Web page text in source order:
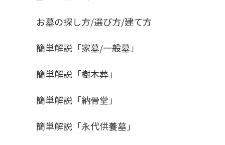
お墓の探し方/選び方/建て方
簡単解説「家墓/一般墓」
簡単解説「樹木葬」
簡単解説「納骨堂」
簡単解説「永代供養墓」